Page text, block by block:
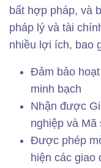
bất hợp pháp, và
pháp lý và tài
nhiều lợi ích, bao
Đảm bảo
minh bạch
Nhận được
nghiệp và Mã
Được phép
hiện các giao